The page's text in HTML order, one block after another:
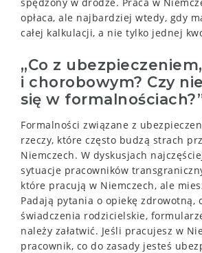
opłaca, ale najbardziej wtedy, gdy
całej kalkulacji, a nie tylko jednej
„Co z
i chorobowym? Czy
się w
Formalności związane z
rzeczy, które często budzą strach
Niemczech. W dyskusjach
sytuacje pracowników
które pracują w Niemczech, ale
Padają pytania o opiekę zdrowotną,
świadczenia rodzicielskie,
należy załatwić. Jeśli pracujesz w
pracownik, co do zasady jesteś